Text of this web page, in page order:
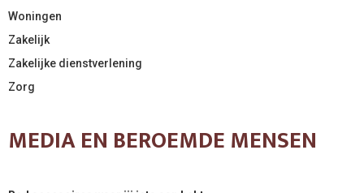
Woningen
Zakelijk
Zakelijke dienstverlening
Zorg
MEDIA EN BEROEMDE MENSEN